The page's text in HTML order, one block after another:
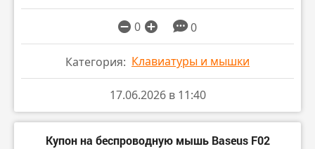
0 0
Категория: Клавиатуры и мышки
17.06.2026 в 11:40
Купон на беспроводную мышь Baseus F02